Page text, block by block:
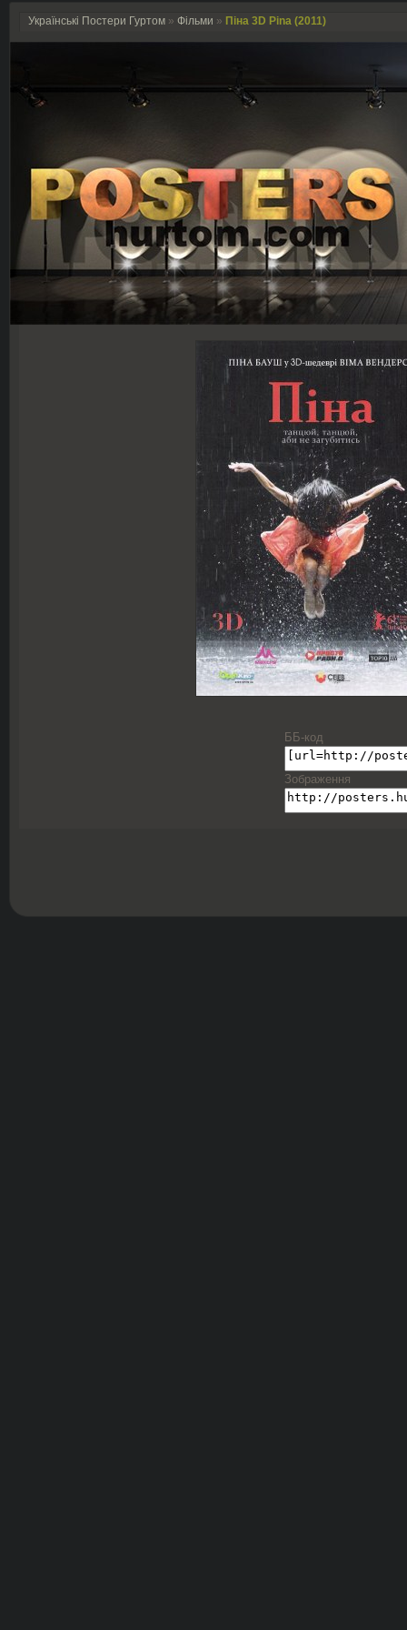
Українські Постери Гуртом » Фільми » Піна 3D Pina (2011)
ББ-код
Зображення